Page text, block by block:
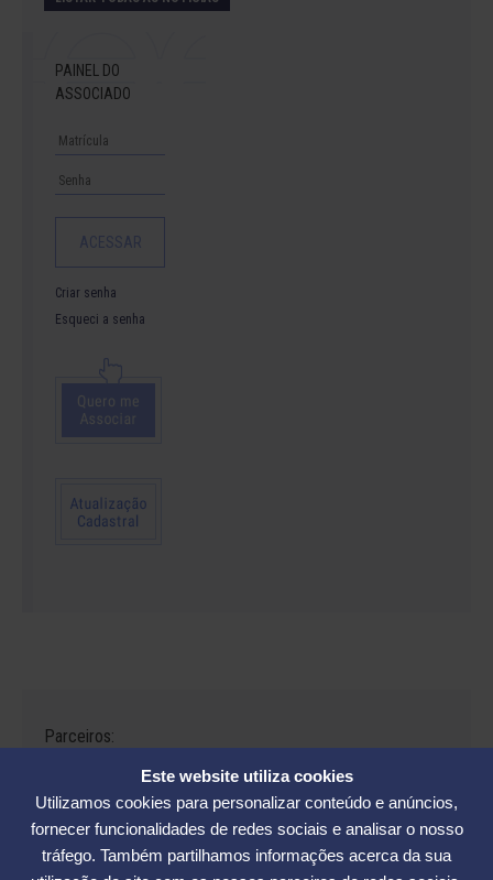
Este website utiliza cookies
Utilizamos cookies para personalizar conteúdo e anúncios,
fornecer funcionalidades de redes sociais e analisar o nosso
tráfego. Também partilhamos informações acerca da sua
PAINEL DO
ASSOCIADO
Criar senha
Esqueci a senha
Parceiros:
Avenida César Seara, 560 - Florianópolis | Telefones: (48) 3234-2986